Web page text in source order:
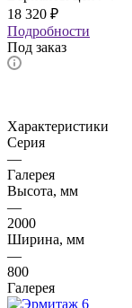
18 320 ₽
Подробности
Под заказ
Характеристики
Серия
—
Галерея
Высота, мм
—
2000
Ширина, мм
—
800
Галерея